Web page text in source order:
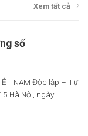
Xem tất cả
số
NAM Độc lập – Tự
Hà Nội, ngày...